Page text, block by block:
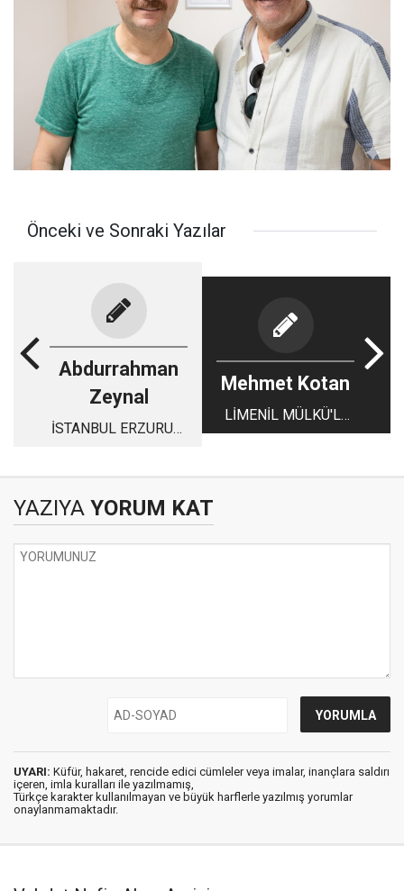
Önceki ve Sonraki Yazılar
Abdurrahman
Zeynal
İSTANBUL ERZURUM
Mehmet Kotan
LİMENİL MÜLKÜ'L-
YEVM?
YAZIYA YORUM KAT
UYARI: Küfür, hakaret, rencide edici cümleler veya imalar, inançlara saldırı
içeren, imla kuralları ile yazılmamış,
Türkçe karakter kullanılmayan ve büyük harflerle yazılmış yorumlar
onaylanmamaktadır.